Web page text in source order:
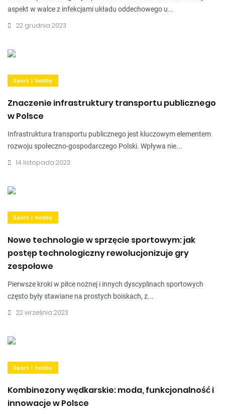
aspekt w walce z infekcjami układu oddechowego u...
22 grudnia 2023
Sport i hobby
Znaczenie infrastruktury transportu publicznego
w Polsce
Infrastruktura transportu publicznego jest kluczowym elementem
rozwoju społeczno-gospodarczego Polski. Wpływa nie...
14 listopada 2023
Sport i hobby
Nowe technologie w sprzęcie sportowym: jak
postęp technologiczny rewolucjonizuje gry
zespołowe
Pierwsze kroki w piłce nożnej i innych dyscyplinach sportowych
często były stawiane na prostych boiskach, z...
22 września 2023
Sport i hobby
Kombinezony wędkarskie: moda, funkcjonalność i
innowacje w Polsce